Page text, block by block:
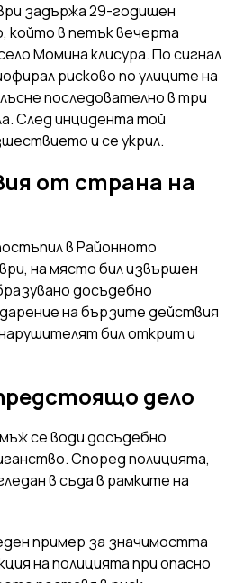
задържа 29-годишен
който в петък вечерта
Момина клисура. По сигнал
рисково по улиците на
последователно в три
След инцидента той
и се укрил.
от страна на
в Районното
на място бил извършен
досъдебно
на бързите действия
бил открит и
дело
се води досъдебно
Според полицията,
в съда в рамките на
пример за значимостта
на полицията при опасно